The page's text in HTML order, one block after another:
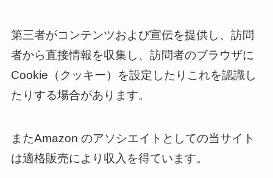
第三者がコンテンツおよび宣伝を提供し、訪問
者から直接情報を収集し、訪問者のブラウザに
Cookie（クッキー）を設定したりこれを認識し
たりする場合があります。
またAmazon のアソシエイトとしての当サイト
は適格販売により収入を得ています。